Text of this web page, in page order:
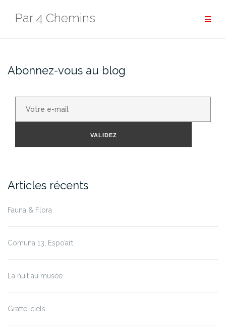
Par 4 Chemins
Abonnez-vous au blog
VALIDEZ
Articles récents
Fauna & Flora
Comuna 13, Espo’art
La nuit au musée
Gratte-ciels